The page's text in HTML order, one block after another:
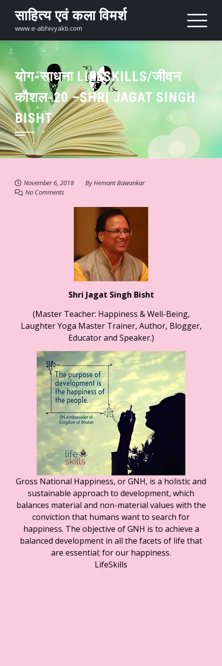
content
साहित्य एवं कला विमर्श
www.e-abhivyakti.com
योग-साधना LIFESKILLS/जीवन
कौशल-20 –SHRI JAGAT SINGH
BISHT
November 6, 2018 ByHemant Bawankar
No Comments
Shri Jagat Singh Bisht
(Master Teacher: Happiness & Well-Being,
Laughter Yoga Master Trainer, Author, Blogger,
Educator and Speaker.)
Gross National Happiness, or GNH, is a holistic and
sustainable approach to development, which
balances material and non-material values with the
conviction that humans want to search for
happiness. The objective of GNH is to achieve a
balanced development in all the facets of life that
are essential; for our happiness.
LifeSkills